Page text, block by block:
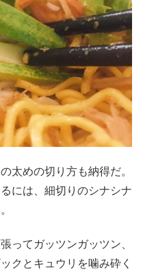
太めの切り方も納得だ。
には、細切りのシナシナ
ってガッツンガッツン、
クとキュウリを噛み砕く